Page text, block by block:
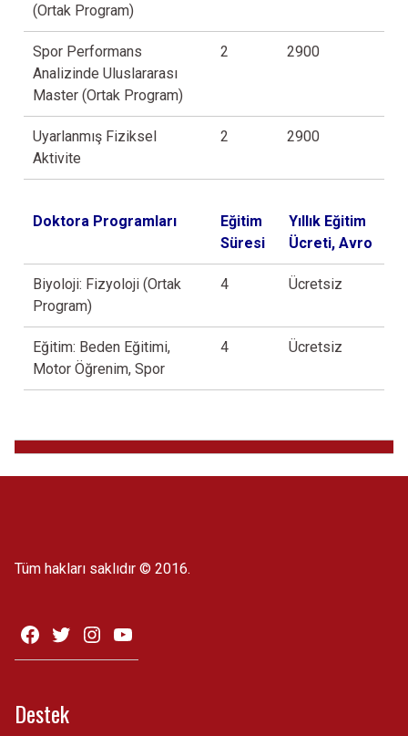
(Ortak Program)
Spor Performans
Analizinde Uluslararası
Master (Ortak Program)
2 2900
Uyarlanmış Fiziksel
Aktivite
2 2900
Doktora Programları
Eğitim
Süresi
Yıllık Eğitim
Ücreti, Avro
Biyoloji: Fizyoloji (Ortak
Program)
4 Ücretsiz
Eğitim: Beden Eğitimi,
Motor Öğrenim, Spor
4 Ücretsiz
Tüm hakları saklıdır © 2016.
Destek